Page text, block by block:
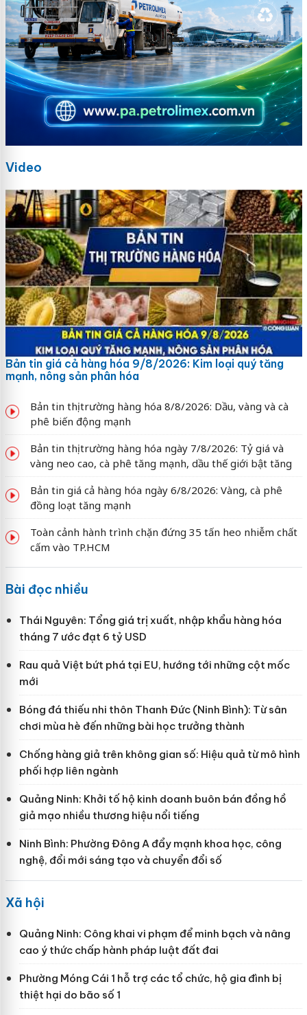
Video
Bản tin giá cả hàng hóa 9/8/2026: Kim loại quý tăng
mạnh, nông sản phân hóa
Bản tin thị trường hàng hóa 8/8/2026: Dầu, vàng và cà
phê biến động mạnh
Bản tin thị trường hàng hóa ngày 7/8/2026: Tỷ giá và
vàng neo cao, cà phê tăng mạnh, dầu thế giới bật tăng
Bản tin giá cả hàng hóa ngày 6/8/2026: Vàng, cà phê
đồng loạt tăng mạnh
Toàn cảnh hành trình chặn đứng 35 tấn heo nhiễm chất
cấm vào TP.HCM
Bài đọc nhiều
Thái Nguyên: Tổng giá trị xuất, nhập khẩu hàng hóa
tháng 7 ước đạt 6 tỷ USD
Rau quả Việt bứt phá tại EU, hướng tới những cột mốc
mới
Bóng đá thiếu nhi thôn Thanh Đức (Ninh Bình): Từ sân
chơi mùa hè đến những bài học trưởng thành
Chống hàng giả trên không gian số: Hiệu quả từ mô hình
phối hợp liên ngành
Quảng Ninh: Khởi tố hộ kinh doanh buôn bán đồng hồ
giả mạo nhiều thương hiệu nổi tiếng
Ninh Bình: Phường Đông A đẩy mạnh khoa học, công
nghệ, đổi mới sáng tạo và chuyển đổi số
Xã hội
Quảng Ninh: Công khai vi phạm để minh bạch và nâng
cao ý thức chấp hành pháp luật đất đai
Phường Móng Cái 1 hỗ trợ các tổ chức, hộ gia đình bị
thiệt hại do bão số 1